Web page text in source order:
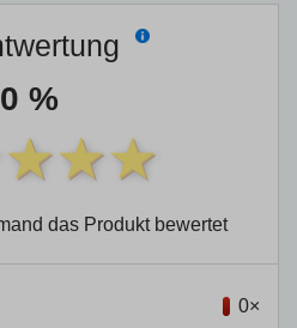
0 %
das Produkt bewertet
0×